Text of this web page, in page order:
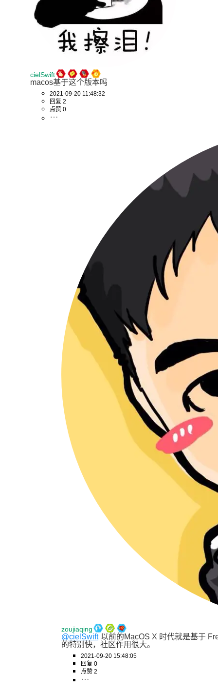
cielSwift
macos基于这个版本吗
2021-09-20 11:48:32
回复 2
点赞 0
zoujiaqing
@cielSwift 以前的MacOS X 时代就是基于
的特别快，社区作用很大。
2021-09-20 15:48:05
回复 0
点赞 2